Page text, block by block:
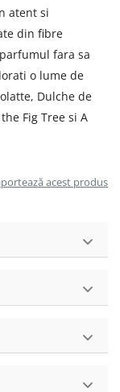
atent si
din fibre
fara sa
o lume de
Dulche de
Fig Tree si A
acest produs